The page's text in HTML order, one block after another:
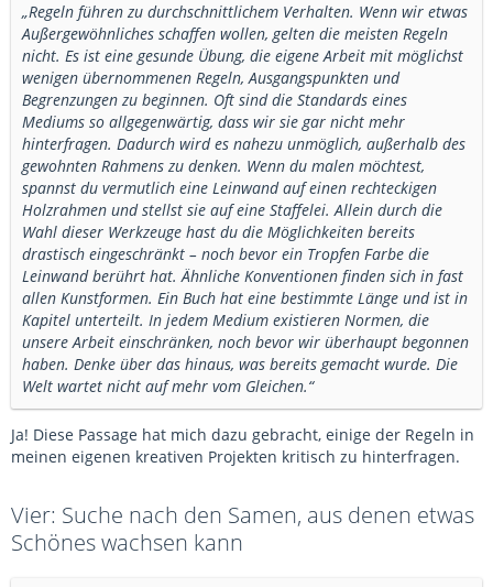
„Regeln führen zu durchschnittlichem Verhalten. Wenn wir etwas
Außergewöhnliches schaffen wollen, gelten die meisten Regeln
nicht. Es ist eine gesunde Übung, die eigene Arbeit mit möglichst
wenigen übernommenen Regeln, Ausgangspunkten und
Begrenzungen zu beginnen. Oft sind die Standards eines
Mediums so allgegenwärtig, dass wir sie gar nicht mehr
hinterfragen. Dadurch wird es nahezu unmöglich, außerhalb des
gewohnten Rahmens zu denken. Wenn du malen möchtest,
spannst du vermutlich eine Leinwand auf einen rechteckigen
Holzrahmen und stellst sie auf eine Staffelei. Allein durch die
Wahl dieser Werkzeuge hast du die Möglichkeiten bereits
drastisch eingeschränkt – noch bevor ein Tropfen Farbe die
Leinwand berührt hat. Ähnliche Konventionen finden sich in fast
allen Kunstformen. Ein Buch hat eine bestimmte Länge und ist in
Kapitel unterteilt. In jedem Medium existieren Normen, die
unsere Arbeit einschränken, noch bevor wir überhaupt begonnen
haben. Denke über das hinaus, was bereits gemacht wurde. Die
Welt wartet nicht auf mehr vom Gleichen.“
Ja! Diese Passage hat mich dazu gebracht, einige der Regeln in
meinen eigenen kreativen Projekten kritisch zu hinterfragen.
Vier: Suche nach den Samen, aus denen etwas
Schönes wachsen kann